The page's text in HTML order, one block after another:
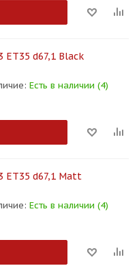
ET35 d67,1 Black
Есть в наличии (4)
ET35 d67,1 Matt
Есть в наличии (4)